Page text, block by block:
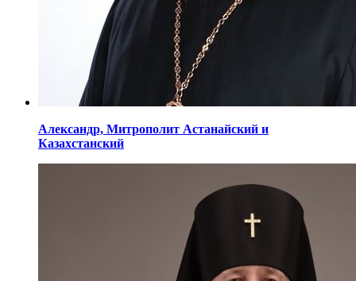
Александр, Митрополит Астанайский и
Казахстанский